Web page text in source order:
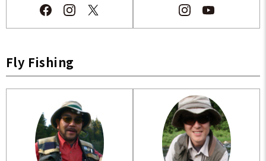
挑戦。日本山岳ガイド協会認
Fly Fishing